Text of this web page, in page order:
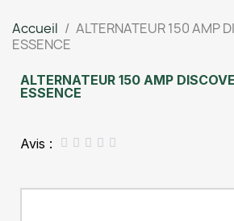
Accueil
ALTERNATEUR 150 AMP
ESSENCE
ALTERNATEUR 150 AMP
ESSENCE
Avis :     